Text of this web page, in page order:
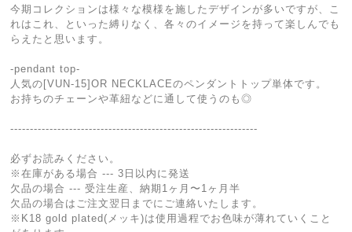
今期コレクションは様々な模様を施したデザインが多いですが、こ
れはこれ、といった縛りなく、各々のイメージを持って楽しんでも
らえたと思います。
-pendant top-
人気の[VUN-15]OR NECKLACEのペンダントトップ単体です。
お持ちのチェーンや革紐などに通して使うのも◎
---------------------------------------------------------------
必ずお読みください。
※在庫がある場合 --- 3日以内に発送
欠品の場合 --- 受注生産、納期1ヶ月〜1ヶ月半
欠品の場合はご注文翌日までにご連絡いたします。
※K18 gold plated(メッキ)は使用過程でお色味が薄れていくこと